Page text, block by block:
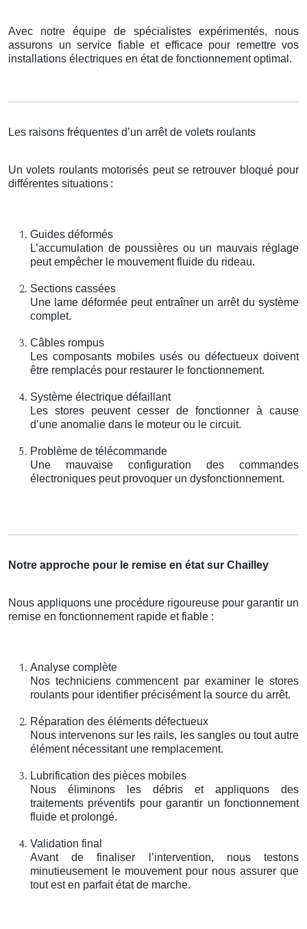
Avec notre équipe de spécialistes expérimentés, nous
assurons un service fiable et efficace pour remettre vos
installations électriques en état de fonctionnement optimal.
Les raisons fréquentes d’un arrêt de volets roulants
Un volets roulants motorisés peut se retrouver bloqué pour
différentes situations :
Guides déformés
L’accumulation de poussières ou un mauvais réglage
peut empêcher le mouvement fluide du rideau.
Sections cassées
Une lame déformée peut entraîner un arrêt du système
complet.
Câbles rompus
Les composants mobiles usés ou défectueux doivent
être remplacés pour restaurer le fonctionnement.
Système électrique défaillant
Les stores peuvent cesser de fonctionner à cause
d’une anomalie dans le moteur ou le circuit.
Problème de télécommande
Une mauvaise configuration des commandes
électroniques peut provoquer un dysfonctionnement.
Notre approche pour le remise en état sur Chailley
Nous appliquons une procédure rigoureuse pour garantir un
remise en fonctionnement rapide et fiable :
Analyse complète
Nos techniciens commencent par examiner le stores
roulants pour identifier précisément la source du arrêt.
Réparation des éléments défectueux
Nous intervenons sur les rails, les sangles ou tout autre
élément nécessitant une remplacement.
Lubrification des pièces mobiles
Nous éliminons les débris et appliquons des
traitements préventifs pour garantir un fonctionnement
fluide et prolongé.
Validation final
Avant de finaliser l’intervention, nous testons
minutieusement le mouvement pour nous assurer que
tout est en parfait état de marche.